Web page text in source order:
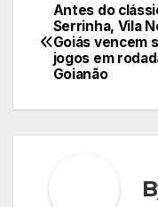
de
Antes do
Serrinha, Vila
Goiás vencem
jogos em
Goianão